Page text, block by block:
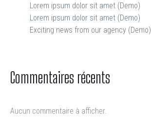
Lorem ipsum dolor sit amet (Demo)
Lorem ipsum dolor sit amet (Demo)
Exciting news from our agency (Demo)
Commentaires récents
Aucun commentaire à afficher.